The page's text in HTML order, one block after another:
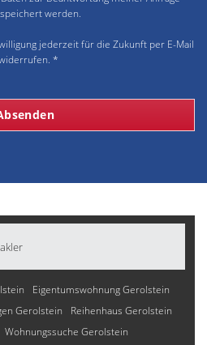
werden.
jederzeit für die Zukunft per E-Mail
*
Eigentumswohnung Gerolstein
Gerolstein
Reihenhaus Gerolstein
Wohnungssuche Gerolstein